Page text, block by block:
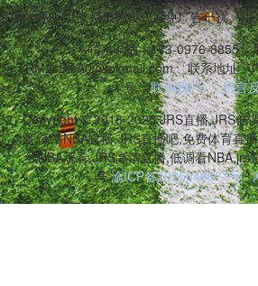
体育项目,支持低调模式避免广告干扰
联系电话：173-0976-8855
vRM2sBtsA0@foxmail.com
联系地址：
号
联系我们
留言
Copyright © 2016-2025 JRS直播,JRS低
播,高清NBA直播,JRS直播吧,免费体育直
线NBA观看,JRS高清直播,低调看NBA,jrs
号:渝ICP备2025049671号